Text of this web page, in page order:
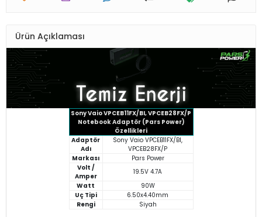
Ürün Açıklaması
Sony Vaio VPCEB11FX/BI, VPCEB28FX/P
Notebook Adaptör (Pars Power)
Özellikleri
Adaptör
Adı
Sony Vaio VPCEB11FX/BI,
VPCEB28FX/P
Markası
Pars Power
Volt /
Amper
19.5V 4.7A
Watt
90W
Uç Tipi
6.50x4.40mm
Rengi
Siyah